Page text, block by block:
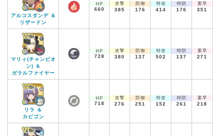
アルコスダンデ ＆
リザードン
HP
660
攻撃
385
防御
176
特攻
414
特防
176
素早
351
マリィ(チャンピオ
ン) ＆
ガラルファイヤー
HP
728
攻撃
380
防御
137
特攻
502
特防
137
素早
271
リラ ＆
カビゴン
HP
718
攻撃
276
防御
251
特攻
152
特防
261
素早
218